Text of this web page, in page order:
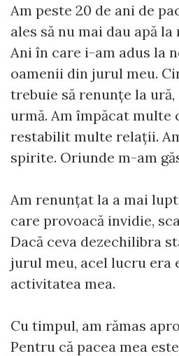
Am peste 20 de ani de
ales să nu mai dau apă
Ani în care i-am adus la
oamenii din jurul meu.
trebuie să renunțe la
urmă. Am împăcat multe
restabilit multe relații.
spirite. Oriunde m-am
Am renunțat la a mai
care provoacă invidie,
Dacă ceva dezechilibra
jurul meu, acel lucru era
activitatea mea.
Cu timpul, am rămas
Pentru că pacea mea